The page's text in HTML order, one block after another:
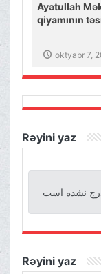
Ayətullah
qiyamının
oktyabr 7,
Rəyini yaz
Rəyini yaz